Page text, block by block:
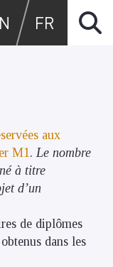
FR
aux
M1. Le nombre
à titre
d’un
de diplômes
dans les